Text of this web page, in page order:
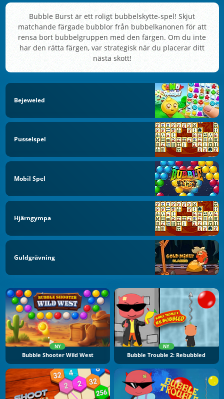
Bubble Burst är ett roligt bubbelskytte-spel! Skjut
matchande färgade bubblor från bubbelkanonen för att
rensa bort bubbelgruppen med den färgen. Om du inte
har den rätta färgen, var strategisk när du placerar ditt
nästa skott!
Bejeweled
Pusselspel
Mobil Spel
Hjärngympa
Guldgrävning
NY
Bubble Shooter Wild West
NY
Bubble Trouble 2: Rebubbled